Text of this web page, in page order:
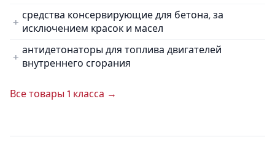
средства консервирующие для бетона, за
исключением красок и масел
антидетонаторы для топлива двигателей
внутреннего сгорания
Все товары 1 класса →